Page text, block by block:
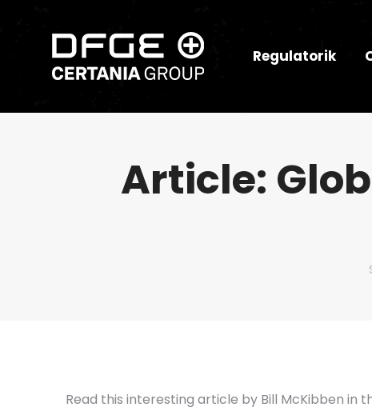
Regulatorik
Article:
Read this interesting article by Bill McKibben in